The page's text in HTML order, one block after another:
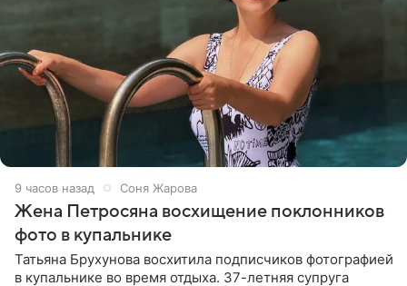
9 часов назад Соня Жарова
Жена Петросяна восхищение поклонников
фото в купальнике
Татьяна Брухунова восхитила подписчиков фотографией
в купальнике во время отдыха. 37-летняя супруга